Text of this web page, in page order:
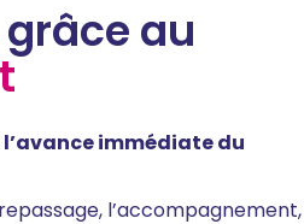
grâce au
l’avance immédiate du
l’accompagnement,